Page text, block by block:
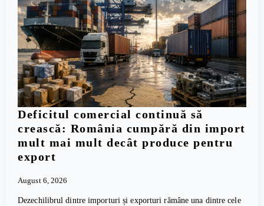
Deficitul comercial continuă să
crească: România cumpără din import
mult mai mult decât produce pentru
export
August 6, 2026
Dezechilibrul dintre importuri și exporturi rămâne una dintre cele